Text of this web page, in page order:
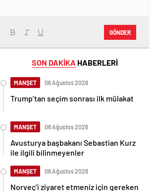
GÖNDER
SON DAKİKA HABERLERİ
MANŞET 06 Ağustos 2026
Trump’tan seçim sonrası ilk mülakat
MANŞET 06 Ağustos 2026
Avusturya başbakanı Sebastian Kurz
ile ilgili bilinmeyenler
MANŞET 06 Ağustos 2026
Norveç’i ziyaret etmeniz için gereken